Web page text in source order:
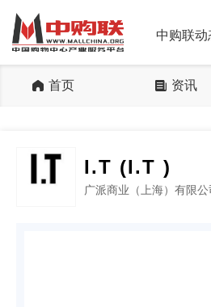
中购联动
首页 资讯
I.T (I.T )
广派商业（上海）有限公